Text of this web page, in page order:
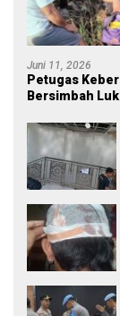
Juni 11, 2026
Petugas
Bersimbah